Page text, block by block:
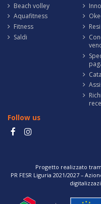
Beach volley
Aquafitness
Fitness
Saldi
Follow us
Progetto realizzato
PR FESR Liguria 2021/2027 –